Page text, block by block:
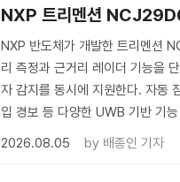
NXP 트리멘션
NXP 반도체가 개발한 트리멘션
리 측정과 근거리 레이더 기능을
자 감지를 동시에 지원한다. 자동
입 경보 등 다양한 UWB 기반 기
2026.08.05
by 배종인 기자